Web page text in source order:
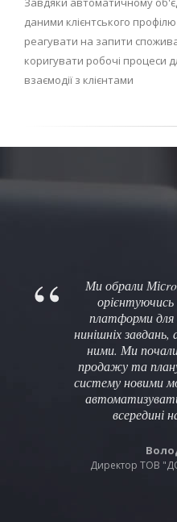
даними клієнтського
реагувати на запити
коригувати робочі процеси
взаємодії з клієнтами
Ми обрали
платформи для
нинішніх
ними. Ми
продажу та
систему новими
всередині
Директор ТОВ